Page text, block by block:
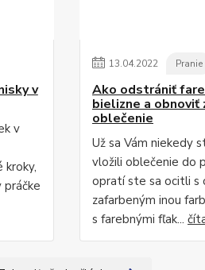
v
v
13.04.2022 Pranie
Ako odstrániť
bielizne a obnoviť
oblečenie
Už sa Vám niekedy
vložili oblečenie do
opratí ste sa ocitli s
zafarbeným inou
s farebnými fľak...